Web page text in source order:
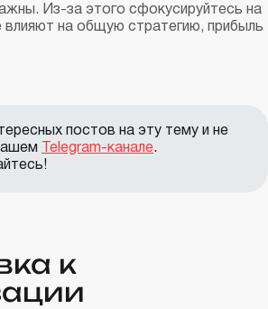
Из-за этого сфокусируйтесь на
влияют на общую стратегию, прибыль
постов на эту тему и не
Telegram-канале.
к